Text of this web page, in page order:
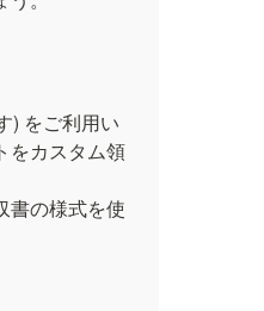
) をご利用い
をカスタム領
書の様式を使